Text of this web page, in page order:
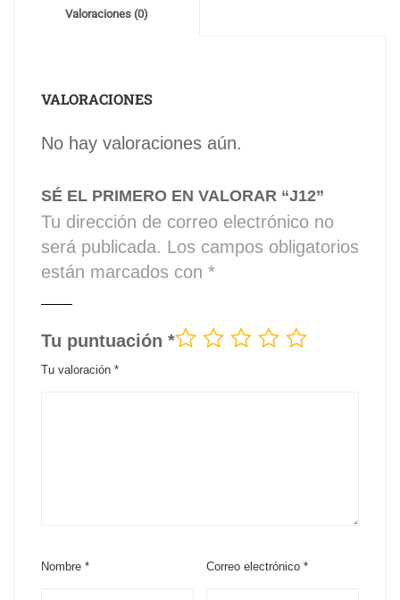
Valoraciones (0)
VALORACIONES
No hay valoraciones aún.
SÉ EL PRIMERO EN VALORAR “J12”
Tu dirección de correo electrónico no
será publicada. Los campos obligatorios
están marcados con *
Tu puntuación *
Tu valoración *
Nombre * Correo electrónico*